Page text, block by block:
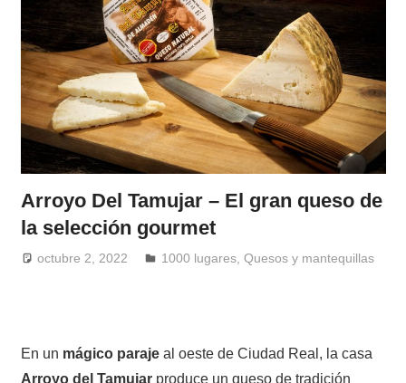
Arroyo Del Tamujar – El gran queso de
la selección gourmet
octubre 2, 2022 Windrose
1000 lugares ,Quesos y mantequillas
En un mágico parajeal oeste de Ciudad Real, la casa
Arroyo del Tamujarproduce un queso de tradición